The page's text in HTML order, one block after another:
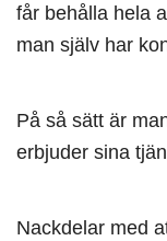
får behålla hela
man själv har
På så sätt är
erbjuder sina
Nackdelar med